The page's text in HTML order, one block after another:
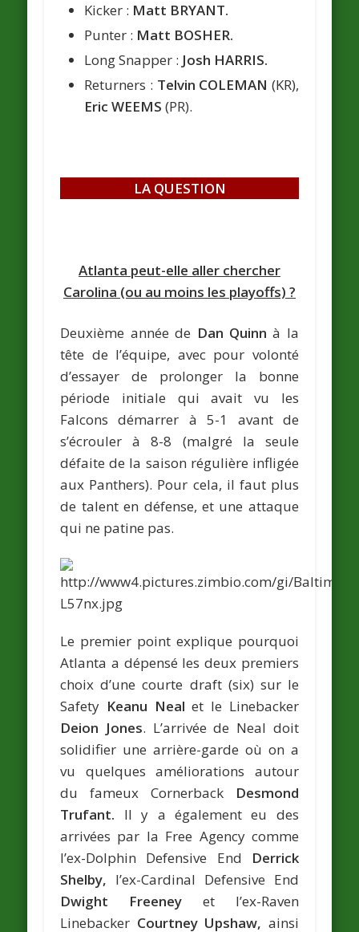
Kicker : Matt BRYANT.
Punter : Matt BOSHER.
Long Snapper : Josh HARRIS.
Returners : Telvin COLEMAN (KR),
Eric WEEMS (PR).
LA QUESTION
Atlanta peut-elle aller chercher
Carolina (ou au moins les playoffs) ?
Deuxième année de Dan Quinn à la
tête de l’équipe, avec pour volonté
d’essayer de prolonger la bonne
période initiale qui avait vu les
Falcons démarrer à 5-1 avant de
s’écrouler à 8-8 (malgré la seule
défaite de la saison régulière infligée
aux Panthers). Pour cela, il faut plus
de talent en défense, et une attaque
qui ne patine pas.
Le premier point explique pourquoi
Atlanta a dépensé les deux premiers
choix d’une courte draft (six) sur le
Safety Keanu Neal et le Linebacker
Deion Jones. L’arrivée de Neal doit
solidifier une arrière-garde où on a
vu quelques améliorations autour
du fameux Cornerback Desmond
Trufant. Il y a également eu des
arrivées par la Free Agency comme
l’ex-Dolphin Defensive End Derrick
Shelby, l’ex-Cardinal Defensive End
Dwight Freeney et l’ex-Raven
Linebacker Courtney Upshaw, ainsi